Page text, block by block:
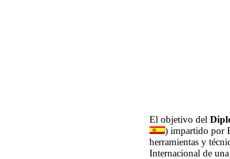
El objetivo del
) impartido por
herramientas y
Internacional de